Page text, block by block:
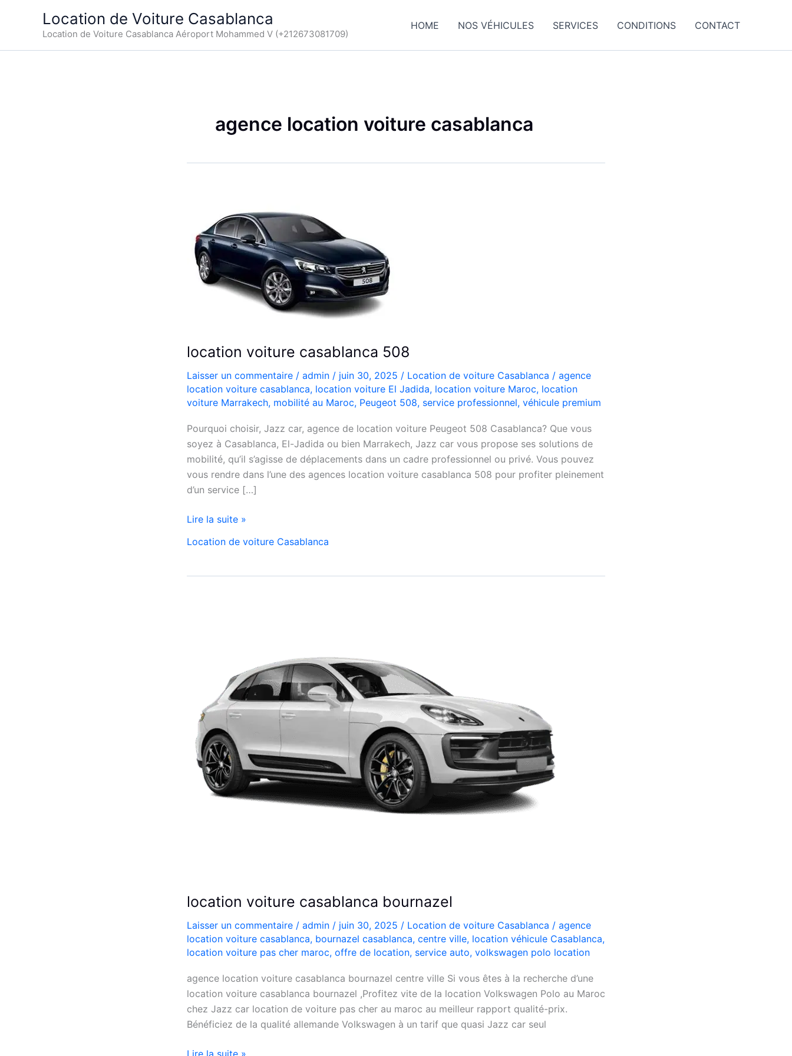
Location de Voiture Casablanca
Location de Voiture Casablanca Aéroport Mohammed V (+212673081709)
HOME NOS VÉHICULES SERVICES CONDITIONS CONTACT
agence location voiture casablanca
location voiture casablanca 508
Laisser un commentaire / admin / juin 30, 2025 / Location de voiture Casablanca / agence
location voiture casablanca, location voiture El Jadida, location voiture Maroc, location
voiture Marrakech, mobilité au Maroc, Peugeot 508, service professionnel, véhicule premium
Pourquoi choisir, Jazz car, agence de location voiture Peugeot 508 Casablanca? Que vous
soyez à Casablanca, El-Jadida ou bien Marrakech, Jazz car vous propose ses solutions de
mobilité, qu’il s’agisse de déplacements dans un cadre professionnel ou privé. Vous pouvez
vous rendre dans l’une des agences location voiture casablanca 508 pour profiter pleinement
d’un service […]
location
casablanca
Lire la suite »
Location de voiture Casablanca
location voiture casablanca bournazel
Laisser un commentaire / admin / juin 30, 2025 / Location de voiture Casablanca / agence
location voiture casablanca, bournazel casablanca, centre ville, location véhicule Casablanca,
location voiture pas cher maroc, offre de location, service auto, volkswagen polo location
agence location voiture casablanca bournazel centre ville Si vous êtes à la recherche d’une
location voiture casablanca bournazel ,Profitez vite de la location Volkswagen Polo au Maroc
chez Jazz car location de voiture pas cher au maroc au meilleur rapport qualité-prix.
Bénéficiez de la qualité allemande Volkswagen à un tarif que quasi Jazz car seul
location
Lire la suite »